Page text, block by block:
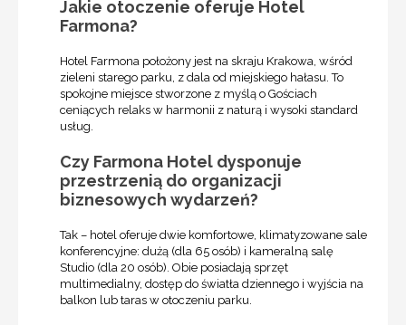
Jakie otoczenie oferuje Hotel
Farmona?
Hotel Farmona położony jest na skraju Krakowa, wśród
zieleni starego parku, z dala od miejskiego hałasu. To
spokojne miejsce stworzone z myślą o Gościach
ceniących relaks w harmonii z naturą i wysoki standard
usług.
Czy Farmona Hotel dysponuje
przestrzenią do organizacji
biznesowych wydarzeń?
Tak – hotel oferuje dwie komfortowe, klimatyzowane sale
konferencyjne: dużą (dla 65 osób) i kameralną salę
Studio (dla 20 osób). Obie posiadają sprzęt
multimedialny, dostęp do światła dziennego i wyjścia na
balkon lub taras w otoczeniu parku.